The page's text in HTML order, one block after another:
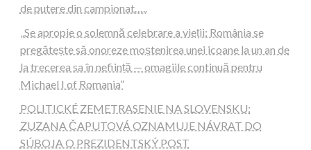
de putere din campionat…..
„Se apropie o solemnă celebrare a vieții: România se
pregătește să onoreze moștenirea unei icoane la un an de
la trecerea sa în neființă — omagiile continuă pentru
Michael I of Romania”
POLITICKÉ ZEMETRASENIE NA SLOVENSKU:
ZUZANA ČAPUTOVÁ OZNAMUJE NÁVRAT DO
SÚBOJA O PREZIDENTSKÝ POST